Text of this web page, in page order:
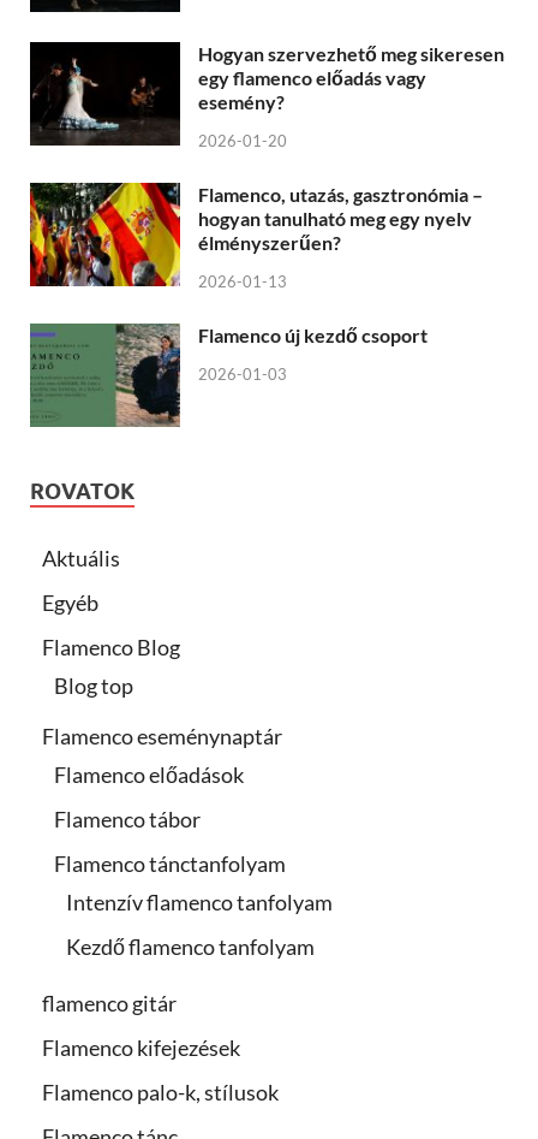
Hogyan szervezhető meg sikeresen
egy flamenco előadás vagy
esemény?
2026-01-20
Flamenco, utazás, gasztronómia –
hogyan tanulható meg egy nyelv
élményszerűen?
2026-01-13
Flamenco új kezdő csoport
2026-01-03
ROVATOK
Aktuális
Egyéb
Flamenco Blog
Blog top
Flamenco eseménynaptár
Flamenco előadások
Flamenco tábor
Flamenco tánctanfolyam
Intenzív flamenco tanfolyam
Kezdő flamenco tanfolyam
flamenco gitár
Flamenco kifejezések
Flamenco palo-k, stílusok